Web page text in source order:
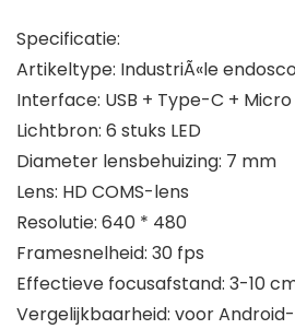
Specificatie:
Artikeltype: IndustriÃ«le
Interface: USB + Type-C + Micro
Lichtbron: 6 stuks LED
Diameter lensbehuizing: 7 mm
Lens: HD COMS-lens
Resolutie: 640 * 480
Framesnelheid: 30 fps
Effectieve focusafstand: 3-10
Vergelijkbaarheid: voor